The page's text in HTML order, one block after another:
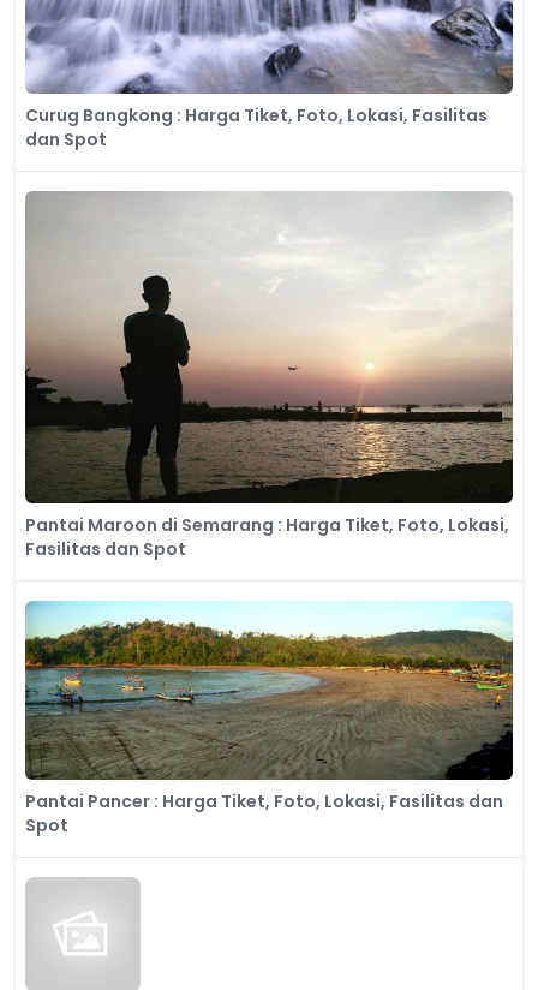
Curug Bangkong : Harga Tiket, Foto, Lokasi, Fasilitas
dan Spot
Pantai Maroon di Semarang : Harga Tiket, Foto, Lokasi,
Fasilitas dan Spot
Pantai Pancer : Harga Tiket, Foto, Lokasi, Fasilitas dan
Spot